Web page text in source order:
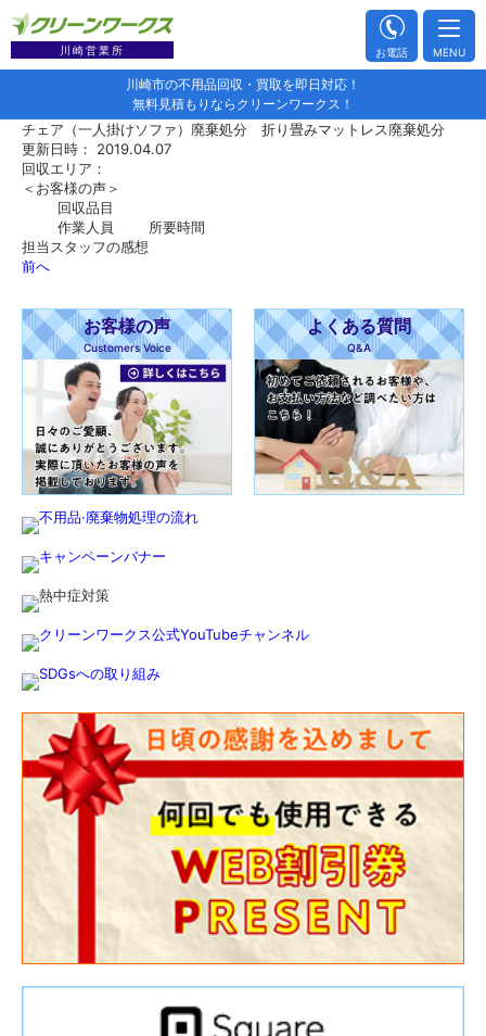
川崎市の不用品回収・買取を即日対応！
無料見積もりならクリーンワークス！
川崎営業所 お電話 MENU
チェア（一人掛けソファ）廃棄処分 折り畳みマットレス廃棄処分
更新日時： 2019.04.07
回収エリア：
＜お客様の声＞
回収品目
作業人員
所要時間
担当スタッフの感想
前へ
お客様の声
Customers Voice
よくある質問
Q&A